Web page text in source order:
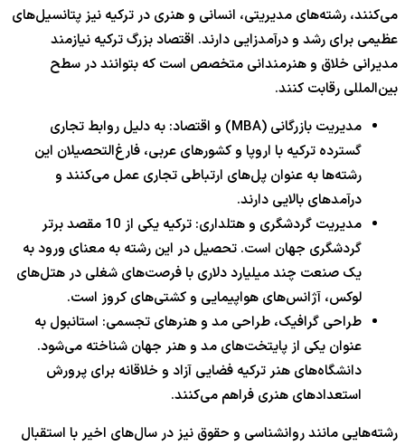
می‌کنند، رشته‌های مدیریتی، انسانی و هنری در ترکیه نیز پتانسیل‌های
عظیمی برای رشد و درآمدزایی دارند. اقتصاد بزرگ ترکیه نیازمند
مدیرانی خلاق و هنرمندانی متخصص است که بتوانند در سطح
بین‌المللی رقابت کنند.
مدیریت بازرگانی (MBA) و اقتصاد: به دلیل روابط تجاری
گسترده ترکیه با اروپا و کشورهای عربی، فارغ‌التحصیلان این
رشته‌ها به عنوان پل‌های ارتباطی تجاری عمل می‌کنند و
درآمدهای بالایی دارند.
مدیریت گردشگری و هتلداری: ترکیه یکی از 10 مقصد برتر
گردشگری جهان است. تحصیل در این رشته به معنای ورود به
یک صنعت چند میلیارد دلاری با فرصت‌های شغلی در هتل‌های
لوکس، آژانس‌های هواپیمایی و کشتی‌های کروز است.
طراحی گرافیک، طراحی مد و هنرهای تجسمی: استانبول به
عنوان یکی از پایتخت‌های مد و هنر جهان شناخته می‌شود.
دانشگاه‌های هنر ترکیه فضایی آزاد و خلاقانه برای پرورش
استعدادهای هنری فراهم می‌کنند.
رشته‌هایی مانند روانشناسی و حقوق نیز در سال‌های اخیر با استقبال